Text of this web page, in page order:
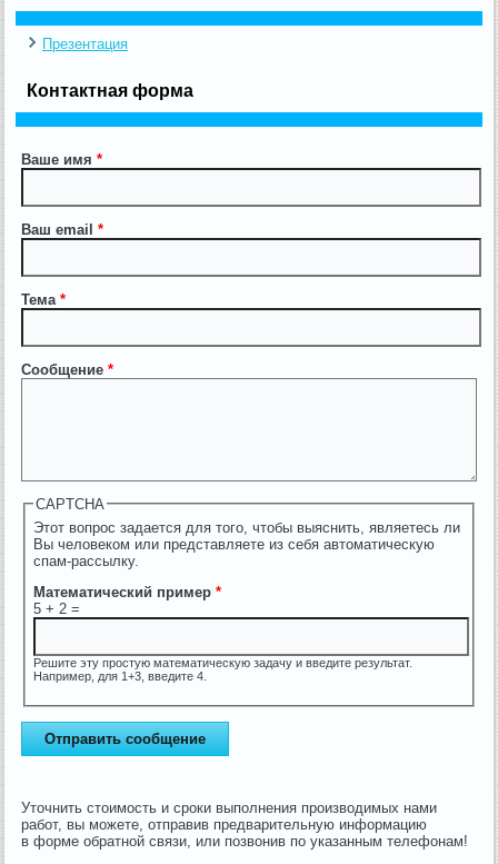
Презентация
Контактная форма
Ваше имя*
Ваш email*
Тема*
Сообщение*
CAPTCHA
Этот вопрос задается для того, чтобы выяснить, являетесь ли
Вы человеком или представляете из себя автоматическую
спам-рассылку.
Математический пример *
5 + 2 =
Решите эту простую математическую задачу и введите результат.
Например, для 1+3, введите 4.
Уточнить стоимость и сроки выполнения производимых нами
работ, вы можете, отправив предварительную информацию
в форме обратной связи, или позвонив по указанным телефонам!